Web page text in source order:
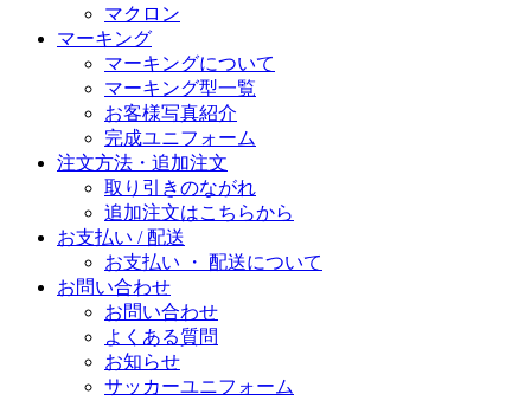
マクロン
マーキング
マーキングについて
マーキング型一覧
お客様写真紹介
完成ユニフォーム
注文方法・追加注文
取り引きのながれ
追加注文はこちらから
お支払い / 配送
お支払い ・ 配送について
お問い合わせ
お問い合わせ
よくある質問
お知らせ
サッカーユニフォーム